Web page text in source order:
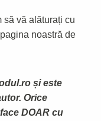
să vă alăturați cu
noastră de
și este
Orice
DOAR cu